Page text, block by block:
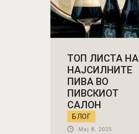
ТОП ЛИСТА НА
НАЈСИЛНИТЕ
ПИВА ВО
ПИВСКИОТ
САЛОН
БЛОГ
Мај 8, 2025